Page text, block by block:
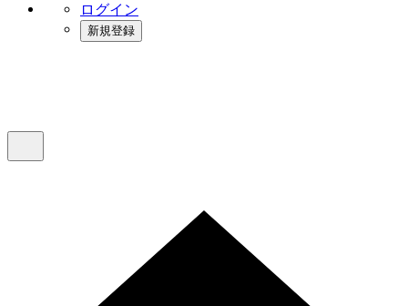
ログイン
新規登録